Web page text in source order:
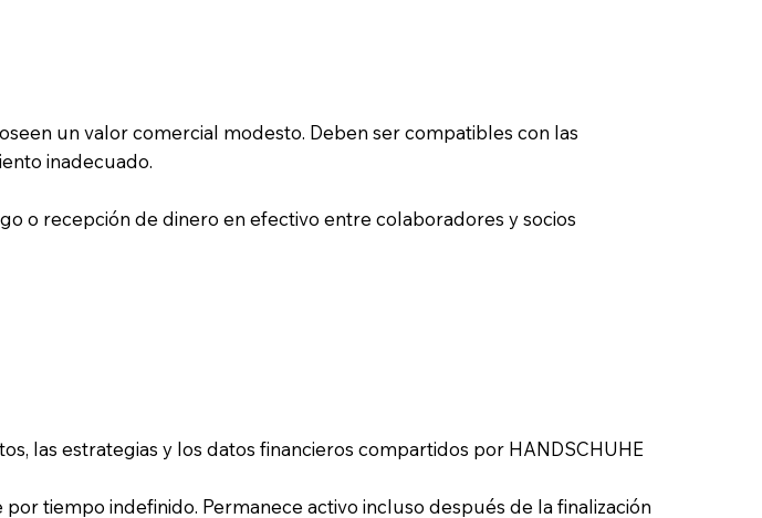
un valor comercial modesto. Deben ser compatibles con las
inadecuado.
o recepción de dinero en efectivo entre colaboradores y socios
las estrategias y los datos financieros compartidos por HANDSCHUHE
tiempo indefinido. Permanece activo incluso después de la finalización